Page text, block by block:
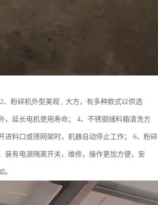
粉碎机外型美观 , 大方，有多种款式以供选
延长电机使用寿命； 4、不锈钢储料箱清洗方
进料口或筛网架时，机器自动停止工作； 6、粉碎
装有电源隔离开关，维修，操作更加方便，安
。